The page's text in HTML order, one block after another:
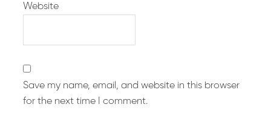
Website
Save my name, email, and website in this browser
for the next time I comment.